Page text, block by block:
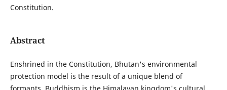
Constitution.
Abstract
Enshrined in the Constitution, Bhutan's environmental
protection model is the result of a unique blend of